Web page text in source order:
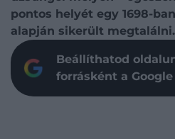
pontos helyét egy 1698-
alapján sikerült megtalálni.
Beállíthatod
forrásként a